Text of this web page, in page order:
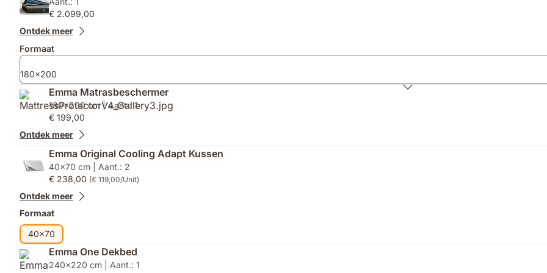
bestelling
van
een
tweepersoonsformaat
(vanaf
krijgt
u
2
kussens.)
Original
Dekbed)€ 2.099,00
Ontdek meer
Formaat
180x200
Emma Matrasbeschermer
180x200 cm | Aant.: 1
€ 199,00
Ontdek meer
Emma Original Cooling Adapt Kussen
40x70 cm | Aant.: 2
€ 238,00 (€ 119,00/Unit)
Ontdek meer
Formaat
40x70
Emma One Dekbed
240x220 cm | Aant.: 1